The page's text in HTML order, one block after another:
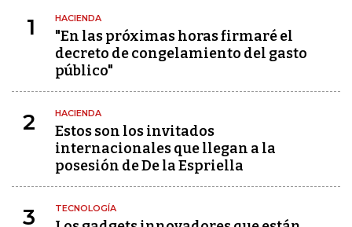
1 HACIENDA
"En las próximas horas firmaré el
decreto de congelamiento del gasto
público"
2 HACIENDA
Estos son los invitados
internacionales que llegan a la
posesión de De la Espriella
3 TECNOLOGÍA